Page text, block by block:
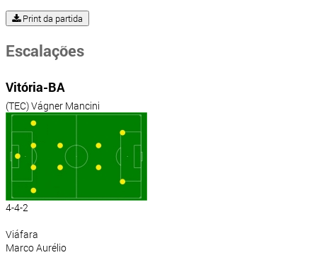
Print da partida
Escalações
Vitória-BA
(TEC) Vágner Mancini
4-4-2
Viáfara
Marco Aurélio